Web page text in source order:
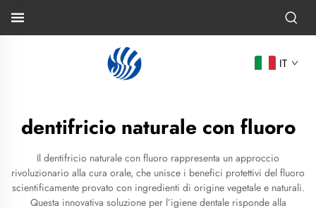
IT
dentifricio naturale con fluoro
Il dentifricio naturale con fluoro rappresenta un approccio
rivoluzionario alla cura orale, che unisce i benefici protettivi del fluoro
scientificamente provato con ingredienti di origine vegetale e naturali.
Questa innovativa soluzione per l’igiene dentale risponde alla